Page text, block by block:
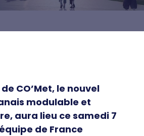
et territoire
Haut niveau et
économique
CO’Met, le nouvel
modulable et
aura lieu ce samedi 7
de France